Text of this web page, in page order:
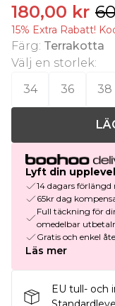
180,00 kr
15% Extra Rabatt!
Färg: Terrakotta
Välj en storlek:
34
36 38
Lyft din
14 dagars förlängd
65kr dag
Full täckning för
omedelbar
Gratis och enkel
Läs mer
EU tull- och